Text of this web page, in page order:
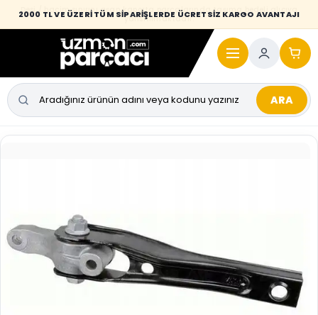
2000 TL VE ÜZERİ TÜM SİPARİŞLERDE ÜCRETSİZ KARGO AVANTAJI
Desi / hacim sınırını aşan kaporta parçalarında taşıma bedeli alıcıya
yansıtılmaktadır.
ARA